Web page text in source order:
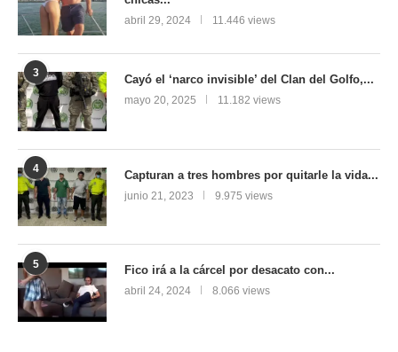
abril 29, 2024 11.446 views
3 Cayó el ‘narco invisible’ del Clan del Golfo,...
mayo 20, 2025 11.182 views
4 Capturan a tres hombres por quitarle la vida...
junio 21, 2023 9.975 views
5 Fico irá a la cárcel por desacato con...
abril 24, 2024 8.066 views